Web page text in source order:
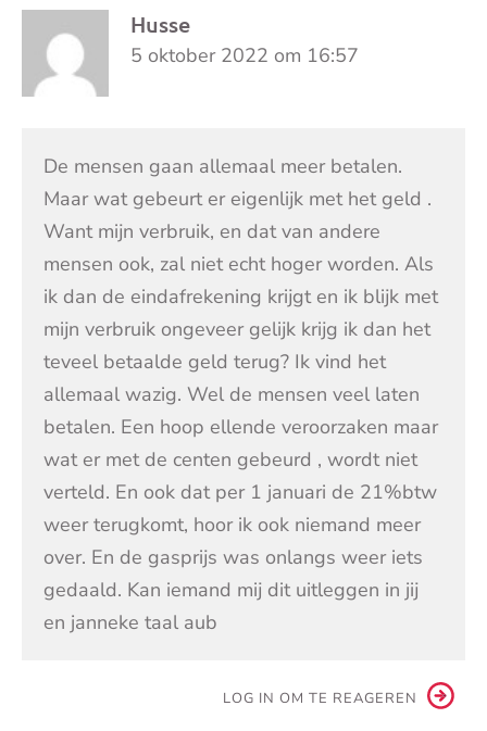
Husse
5 oktober 2022 om 16:57
De mensen gaan allemaal meer betalen.
Maar wat gebeurt er eigenlijk met het geld .
Want mijn verbruik, en dat van andere
mensen ook, zal niet echt hoger worden. Als
ik dan de eindafrekening krijgt en ik blijk met
mijn verbruik ongeveer gelijk krijg ik dan het
teveel betaalde geld terug? Ik vind het
allemaal wazig. Wel de mensen veel laten
betalen. Een hoop ellende veroorzaken maar
wat er met de centen gebeurd , wordt niet
verteld. En ook dat per 1 januari de 21%btw
weer terugkomt, hoor ik ook niemand meer
over. En de gasprijs was onlangs weer iets
gedaald. Kan iemand mij dit uitleggen in jij
en janneke taal aub
LOG IN OM TE REAGEREN